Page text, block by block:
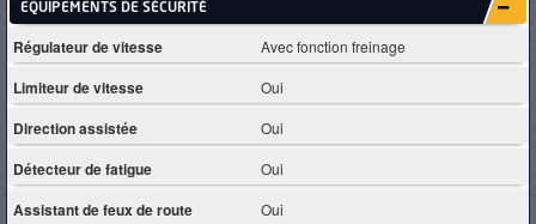
EQUIPEMENTS DE SÉCURITÉ
Régulateur de vitesse Avec fonction freinage
Limiteur de vitesse Oui
Direction assistée Oui
Détecteur de fatigue Oui
Assistant de feux de route Oui